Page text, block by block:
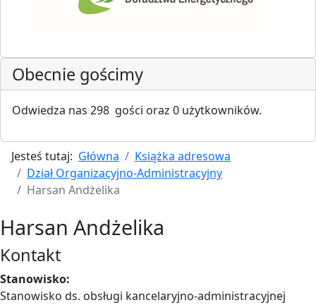
Obecnie gościmy
Odwiedza nas 298 gości oraz 0 użytkowników.
Jesteś tutaj: Główna
Książka adresowa
Dział Organizacyjno-Administracyjny
Harsan Andżelika
Harsan Andżelika
Kontakt
Stanowisko:
Stanowisko ds. obsługi kancelaryjno-administracyjnej